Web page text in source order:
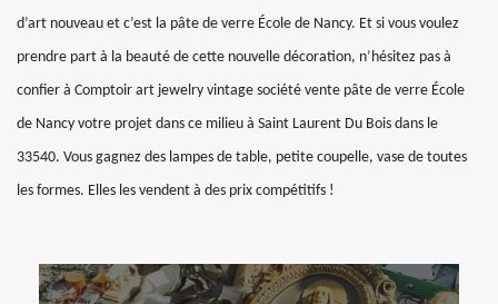
d’art nouveau et c’est la pâte de verre École de Nancy. Et si vous voulez
prendre part à la beauté de cette nouvelle décoration, n’hésitez pas à
confier à Comptoir art jewelry vintage société vente pâte de verre École
de Nancy votre projet dans ce milieu à Saint Laurent Du Bois dans le
33540. Vous gagnez des lampes de table, petite coupelle, vase de toutes
les formes. Elles les vendent à des prix compétitifs !